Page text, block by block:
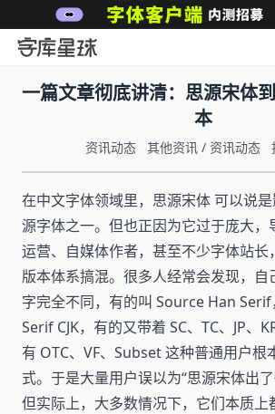
一篇文章彻底讲清：思源宋体
本
资讯动态 其他资讯 / 资讯动态
在中文字体领域里，思源宋体 可以说
源字体之一。但也正因为它过于庞大，
运营、自媒体作者，甚至不少字体站长
版本体系搞混。很多人经常会发现，自
字完全不同，有的叫 Source Han
Serif CJK，有的又带着 SC、TC、JP、
有 OTC、VF、Subset 这种普通用户根
式。于是大量用户误以为“思源宋体出了
但实际上，大多数情况下，它们本质上